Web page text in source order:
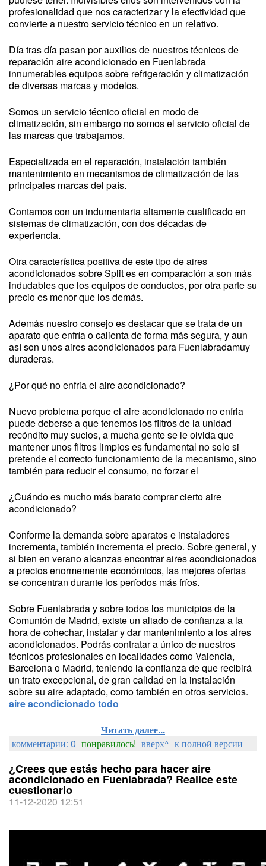
profesionalidad que nos caracterizar y la efectividad que
convierte a nuestro servicio técnico en un relativo.
Día tras día pasan por auxilios de nuestros técnicos de
reparación aire acondicionado en Fuenlabrada
innumerables equipos sobre refrigeración y climatización
de diversas marcas y modelos.
Somos un servicio técnico oficial en modo de
climatización, sin embargo no somos el servicio oficial de
las marcas que trabajamos.
Especializada en el reparación, instalación también
mantenimiento en mecanismos de climatización de las
principales marcas del país.
Contamos con un indumentaria altamente cualificado en
sistemas de climatización, con dos décadas de
experiencia.
Otra característica positiva de este tipo de aires
acondicionados sobre Split es en comparación a son más
indudables que los equipos de conductos, por otra parte su
precio es menor que los demás.
Además nuestro consejo es destacar que se trata de un
aparato que enfría o calienta de forma más segura, y aun
así son unos aires acondicionados para Fuenlabradamuy
duraderas.
¿Por qué no enfria el aire acondicionado?
Nuevo problema porque el aire acondicionado no enfria
puede deberse a que tenemos los filtros de la unidad
recóndito muy sucios, a mucha gente se le olvida que
mantener unos filtros limpios es fundamental no solo si
pretende el correcto funcionamiento de la mecanismo, sino
también para reducir el consumo, no forzar el
¿Cuándo es mucho más barato comprar cierto aire
acondicionado?
Conforme la demanda sobre aparatos e instaladores
incrementa, también incrementa el precio. Sobre general, y
si bien en verano alcanzas encontrar aires acondicionados
a precios enormemente económicos, las mejores ofertas
se concentran durante los períodos más fríos.
Sobre Fuenlabrada y sobre todos los municipios de la
Comunión de Madrid, existe un aliado de confianza a la
hora de cohechar, instalar y dar mantenimiento a los aires
acondicionados. Podrás contratar a único de nuestros
técnicos profesionales en localidades como Valencia,
Barcelona o Madrid, teniendo la confianza de que recibirá
un trato excepcional, de gran calidad en la instalación
sobre su aire adaptado, como también en otros servicios.
aire acondicionado todo
Читать далее...
комментарии: 0 понравилось! вверх^ к полной версии
¿Crees que estás hecho para hacer aire
acondicionado en Fuenlabrada? Realice este
cuestionario
11-12-2020 12:51